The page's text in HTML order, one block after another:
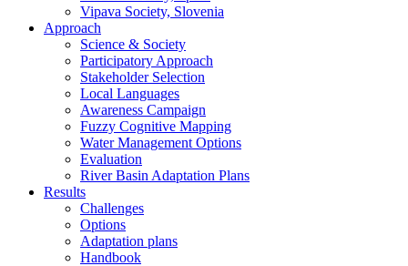
Vipava Society, Slovenia
Approach
Science & Society
Participatory Approach
Stakeholder Selection
Local Languages
Awareness Campaign
Fuzzy Cognitive Mapping
Water Management Options
Evaluation
River Basin Adaptation Plans
Results
Challenges
Options
Adaptation plans
Handbook